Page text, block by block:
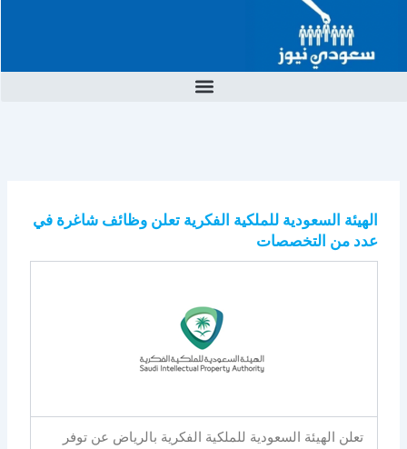
المحتوى
الهيئة السعودية للملكية الفكرية تعلن وظائف شاغرة في
عدد من التخصصات
تعلن الهيئة السعودية للملكية الفكرية بالرياض عن توفر